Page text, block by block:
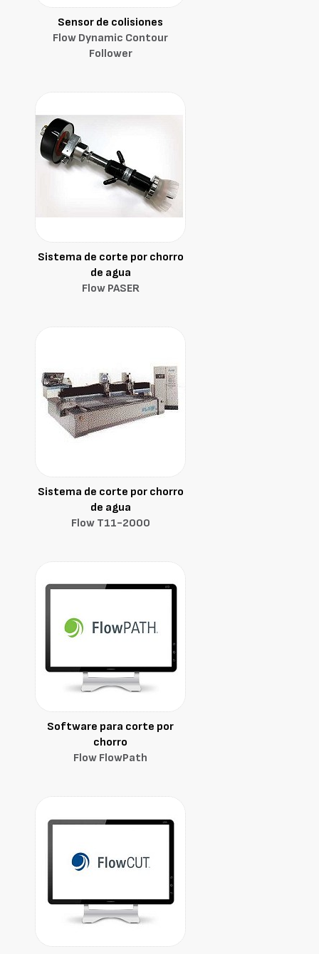
Sensor de colisiones
Flow Dynamic Contour
Follower
Sistema de corte por chorro
de agua
Flow PASER
Sistema de corte por chorro
de agua
Flow T11-2000
Software para corte por
chorro
Flow FlowPath